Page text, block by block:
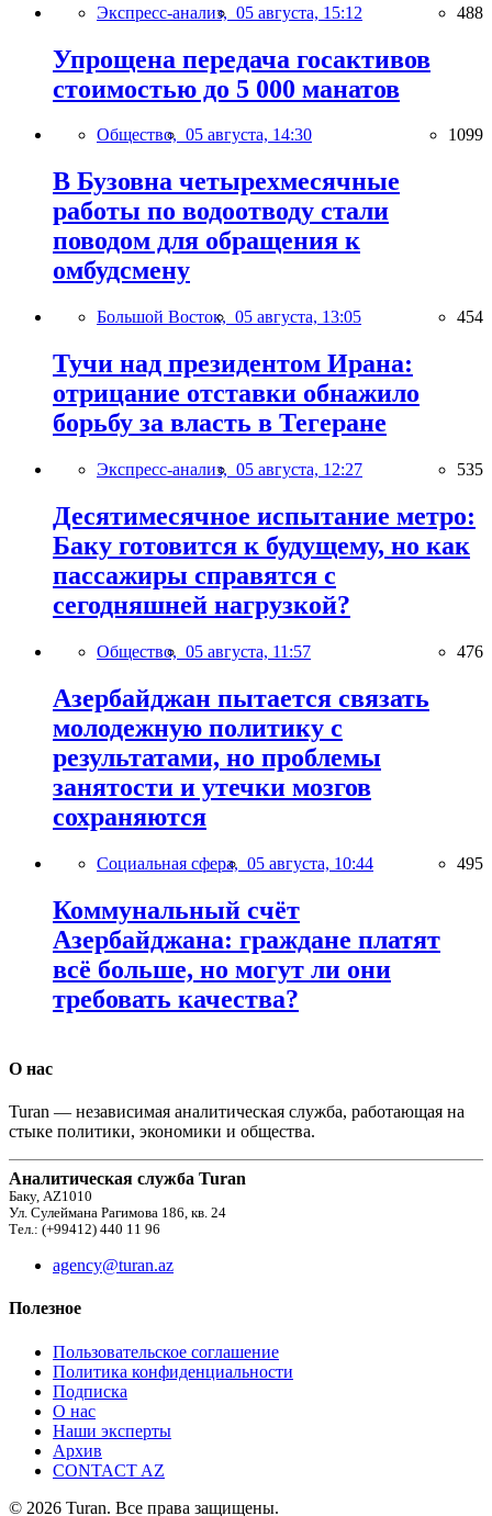
Экспресс-анализ, 05 августа, 15:12 488
Упрощена передача госактивов
стоимостью до 5 000 манатов
Общество, 05 августа, 14:30 1099
В Бузовна четырехмесячные
работы по водоотводу стали
поводом для обращения к
омбудсмену
Большой Восток, 05 августа, 13:05 454
Тучи над президентом Ирана:
отрицание отставки обнажило
борьбу за власть в Тегеране
Экспресс-анализ, 05 августа, 12:27 535
Десятимесячное испытание метро:
Баку готовится к будущему, но как
пассажиры справятся с
сегодняшней нагрузкой?
Общество, 05 августа, 11:57 476
Азербайджан пытается связать
молодежную политику с
результатами, но проблемы
занятости и утечки мозгов
сохраняются
Социальная сфера, 05 августа, 10:44 495
Коммунальный счёт
Азербайджана: граждане платят
всё больше, но могут ли они
требовать качества?
О нас
Turan — независимая аналитическая служба, работающая на
стыке политики, экономики и общества.
Аналитическая служба Turan
Баку, AZ1010
Ул. Сулеймана Рагимова 186, кв. 24
Тел.: (+99412) 440 11 96
agency@turan.az
Полезное
Пользовательское соглашение
Политика конфиденциальности
Подписка
О нас
Наши эксперты
Архив
CONTACT AZ
© 2026 Turan. Все права защищены.